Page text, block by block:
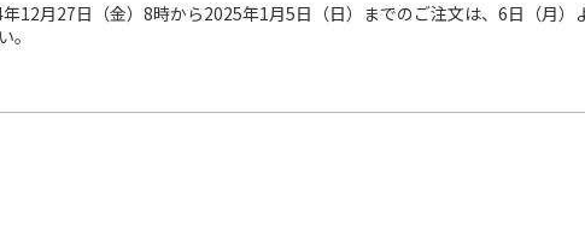
12月27日（金）8時から2025年1月5日（日）までのご注文は、6日（月
。